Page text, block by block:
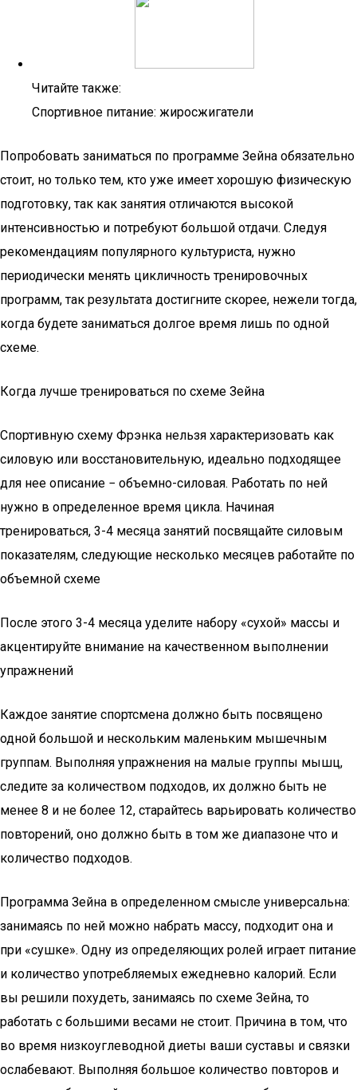
Читайте также:
Спортивное питание: жиросжигатели
Попробовать заниматься по программе Зейна обязательно
стоит, но только тем, кто уже имеет хорошую физическую
подготовку, так как занятия отличаются высокой
интенсивностью и потребуют большой отдачи. Следуя
рекомендациям популярного культуриста, нужно
периодически менять цикличность тренировочных
программ, так результата достигните скорее, нежели тогда,
когда будете заниматься долгое время лишь по одной
схеме.
Когда лучше тренироваться по схеме Зейна
Спортивную схему Фрэнка нельзя характеризовать как
силовую или восстановительную, идеально подходящее
для нее описание − объемно-силовая. Работать по ней
нужно в определенное время цикла. Начиная
тренироваться, 3-4 месяца занятий посвящайте силовым
показателям, следующие несколько месяцев работайте по
объемной схеме
После этого 3-4 месяца уделите набору «сухой» массы и
акцентируйте внимание на качественном выполнении
упражнений
Каждое занятие спортсмена должно быть посвящено
одной большой и нескольким маленьким мышечным
группам. Выполняя упражнения на малые группы мышц,
следите за количеством подходов, их должно быть не
менее 8 и не более 12, старайтесь варьировать количество
повторений, оно должно быть в том же диапазоне что и
количество подходов.
Программа Зейна в определенном смысле универсальна:
занимаясь по ней можно набрать массу, подходит она и
при «сушке». Одну из определяющих ролей играет питание
и количество употребляемых ежедневно калорий. Если
вы решили похудеть, занимаясь по схеме Зейна, то
работать с большими весами не стоит. Причина в том, что
во время низкоуглеводной диеты ваши суставы и связки
ослабевают. Выполняя большое количество повторов и